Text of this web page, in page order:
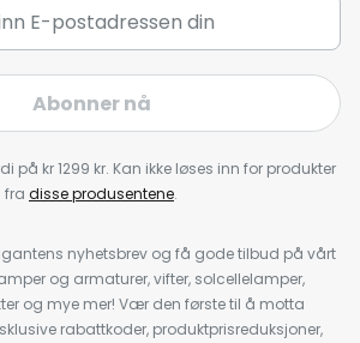
Abonner nå
på kr 1299 kr. Kan ikke løses inn for produkter
fra disse produsentene.
nyhetsbrev og få gode tilbud på vårt
og armaturer, vifter, solcellelamper,
og mye mer! Vær den første til å motta
rabattkoder, produktprisreduksjoner,